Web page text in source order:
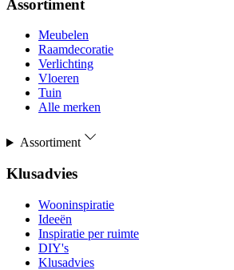
Assortiment
Meubelen
Raamdecoratie
Verlichting
Vloeren
Tuin
Alle merken
Assortiment
Klusadvies
Wooninspiratie
Ideeën
Inspiratie per ruimte
DIY's
Klusadvies